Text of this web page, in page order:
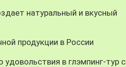
натуральный и вкусный
продукции в России
в глэмпинг-тур с